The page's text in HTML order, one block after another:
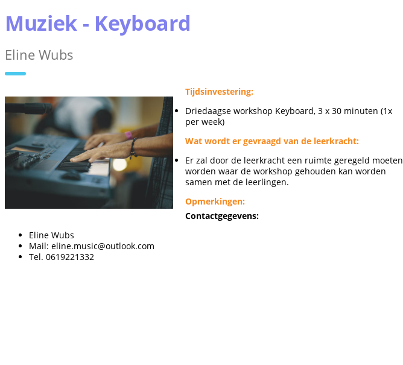
Muziek - Keyboard
Eline Wubs
Tijdsinvestering:
Driedaagse workshop Keyboard, 3 x 30 minuten (1x
per week)
Wat wordt er gevraagd van de leerkracht:
Er zal door de leerkracht een ruimte geregeld moeten
worden waar de workshop gehouden kan worden
samen met de leerlingen.
Opmerkingen:
Contactgegevens:
Eline Wubs
Mail: eline.music@outlook.com
Tel. 0619221332